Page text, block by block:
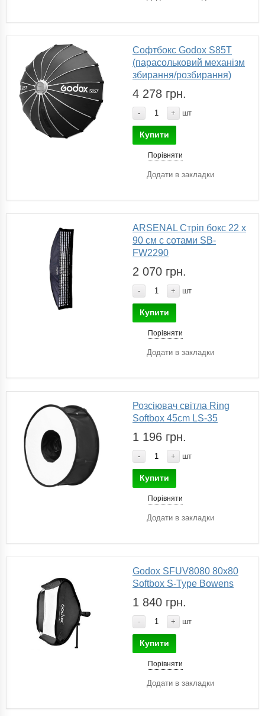
Софтбокс Godox S85T
(парасольковий механізм
збирання/розбирання)
4 278 грн.
- + шт
Купити
Порівняти
Додати в закладки
ARSENAL Стріп бокс 22 х
90 см с сотами SB-
FW2290
2 070 грн.
- + шт
Купити
Порівняти
Додати в закладки
Розсіювач світла Ring
Softbox 45cm LS-35
1 196 грн.
- + шт
Купити
Порівняти
Додати в закладки
Godox SFUV8080 80x80
Softbox S-Type Bowens
1 840 грн.
- + шт
Купити
Порівняти
Додати в закладки